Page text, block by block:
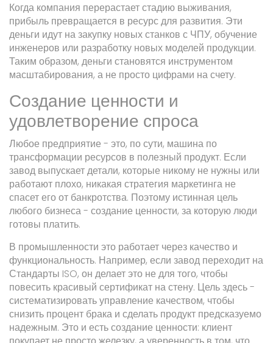
Когда компания перерастает стадию выживания,
прибыль превращается в ресурс для развития. Эти
деньги идут на закупку новых станков с ЧПУ, обучение
инженеров или разработку новых моделей продукции.
Таким образом, деньги становятся инструментом
масштабирования, а не просто цифрами на счету.
Создание ценности и
удовлетворение спроса
Любое предприятие - это, по сути, машина по
трансформации ресурсов в полезный продукт. Если
завод выпускает детали, которые никому не нужны или
работают плохо, никакая стратегия маркетинга не
спасет его от банкротства. Поэтому истинная цель
любого бизнеса - создание ценности, за которую люди
готовы платить.
В промышленности это работает через качество и
функциональность. Например, если завод переходит на
Стандарты ISO, он делает это не для того, чтобы
повесить красивый сертификат на стену. Цель здесь -
систематизировать управление качеством, чтобы
снизить процент брака и сделать продукт предсказуемо
надежным. Это и есть создание ценности: клиент